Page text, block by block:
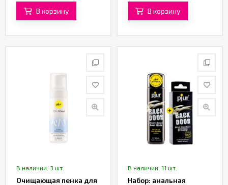
В корзину В корзину
В наличии: 3 шт.
Очищающая пенка для
В наличии: 11 шт.
Набор: анальная